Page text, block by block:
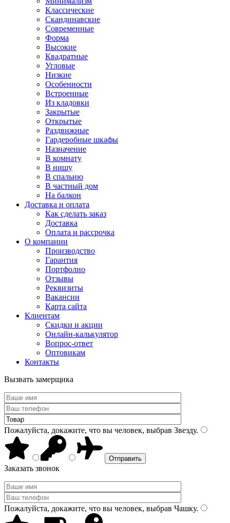
Классические
Скандинавские
Современные
Форма
Высокие
Квадратные
Угловые
Низкие
Особенности
Встроенные
Из кладовки
Закрытые
Открытые
Раздвижные
Гардеробные шкафы
Назначение
В комнату
В нишу
В спальню
В частный дом
На балкон
Доставка и оплата
Как сделать заказ
Доставка
Оплата и рассрочка
О компании
Производство
Гарантия
Портфолио
Отзывы
Реквизиты
Вакансии
Карта сайта
Клиентам
Скидки и акции
Онлайн-калькулятор
Вопрос-ответ
Оптовикам
Контакты
Вызвать замерщика
Пожалуйста, докажите, что вы человек, выбрав Звезду.
Заказать звонок
Пожалуйста, докажите, что вы человек, выбрав Чашку.